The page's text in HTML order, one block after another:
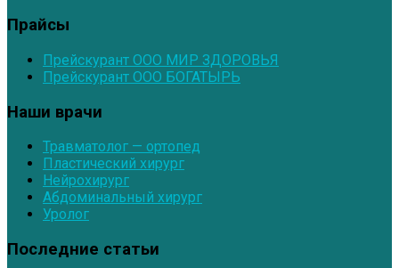
Прайсы
Прейскурант ООО МИР ЗДОРОВЬЯ
Прейскурант ООО БОГАТЫРЬ
Наши врачи
Травматолог — ортопед
Пластический хирург
Нейрохирург
Абдоминальный хирург
Уролог
Последние статьи